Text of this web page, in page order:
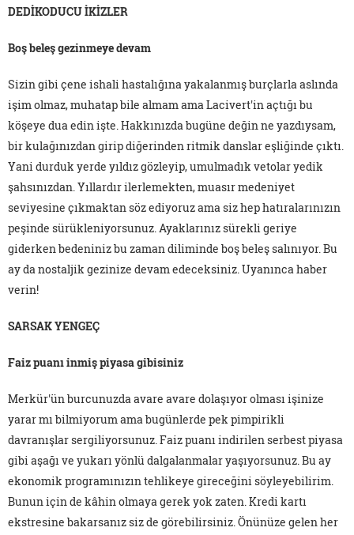
DEDİKODUCU İKİZLER
Boş beleş gezinmeye devam
Sizin gibi çene ishali hastalığına yakalanmış burçlarla aslında
işim olmaz, muhatap bile almam ama Lacivert'in açtığı bu
köşeye dua edin işte. Hakkınızda bugüne değin ne yazdıysam,
bir kulağınızdan girip diğerinden ritmik danslar eşliğinde çıktı.
Yani durduk yerde yıldız gözleyip, umulmadık vetolar yedik
şahsınızdan. Yıllardır ilerlemekten, muasır medeniyet
seviyesine çıkmaktan söz ediyoruz ama siz hep hatıralarınızın
peşinde sürükleniyorsunuz. Ayaklarınız sürekli geriye
giderken bedeniniz bu zaman diliminde boş beleş salınıyor. Bu
ay da nostaljik gezinize devam edeceksiniz. Uyanınca haber
verin!
SARSAK YENGEÇ
Faiz puanı inmiş piyasa gibisiniz
Merkür'ün burcunuzda avare avare dolaşıyor olması işinize
yarar mı bilmiyorum ama bugünlerde pek pimpirikli
davranışlar sergiliyorsunuz. Faiz puanı indirilen serbest piyasa
gibi aşağı ve yukarı yönlü dalgalanmalar yaşıyorsunuz. Bu ay
ekonomik programınızın tehlikeye gireceğini söyleyebilirim.
Bunun için de kâhin olmaya gerek yok zaten. Kredi kartı
ekstresine bakarsanız siz de görebilirsiniz. Önünüze gelen her